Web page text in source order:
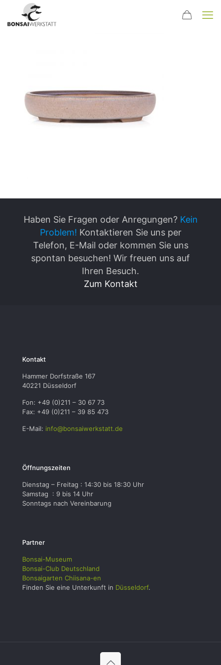
Haben Sie Fragen oder Anregungen? Kein
Problem! Kontaktieren Sie uns per
Telefon, E-Mail oder kommen Sie uns
spontan besuchen! Wir freuen uns auf
Ihren Besuch.
Zum Kontakt
Kontakt
Hammer Dorfstraße 167
40221 Düsseldorf
Fon: +49 (0)211 – 30 67 73
Fax: +49 (0)211 – 39 85 473
E-Mail: info@bonsaiwerkstatt.de
Öffnungszeiten
Dienstag – Freitag : 14:30 bis 18:30 Uhr
Samstag : 9 bis 14 Uhr
Sonntags nach Vereinbarung
Partner
Bonsai-Museum
Bonsai-Club Deutschland
Bonsaigarten Chiisana-en
Finden Sie eine Unterkunft in Düsseldorf.